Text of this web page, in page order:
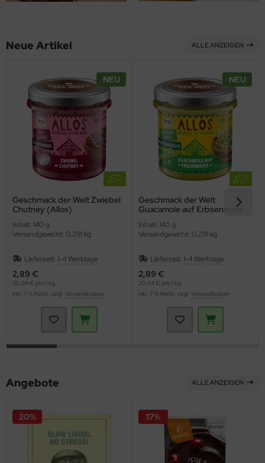
Neue Artikel ALLE ANZEIGEN
NEU
Geschmack der Welt Zwiebel
Chutney (Allos)
Inhalt: 140 g
Versandgewicht: 0,291 kg
Lieferzeit: 1-4 Werktage
2,89 €
20,64 € pro 1 kg
inkl. 7 % MwSt. zzgl. Versandkosten
NEU
Geschmack der Welt
Guacamole auf Erbsenbasis
Inhalt: 140 g
Versandgewicht: 0,291 kg
Lieferzeit: 1-4 Werktage
2,89 €
20,64 € pro 1 kg
inkl. 7 % MwSt. zzgl. Versandkosten
Angebote ALLE ANZEIGEN
20% 17%
& Süßungsmittel